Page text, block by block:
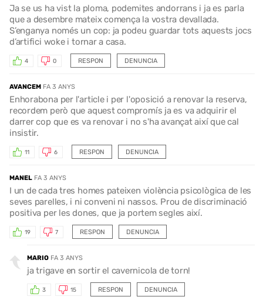
Ja se us ha vist la ploma, podemites andorrans i ja es parla
que a desembre mateix comença la vostra devallada.
S’enganya només un cop: ja podeu guardar tots aquests jocs
d’artifici woke i tornar a casa.
RESPON
4 0 DENUNCIA
AVANCEM FA 3 ANYS
Enhorabona per l'article i per l'oposició a renovar la reserva,
recordem però que aquest compromís ja es va adquirir el
darrer cop que es va renovar i no s'ha avançat així que cal
insistir.
RESPON
11 6 DENUNCIA
MANEL FA 3 ANYS
I un de cada tres homes pateixen violència psicològica de les
seves parelles, i ni conveni ni nassos. Prou de discriminació
positiva per les dones, que ja portem segles així.
RESPON
19 7 DENUNCIA
MARIO FA 3 ANYS
ja trigave en sortir el cavernicola de torn!
RESPON
3 15 DENUNCIA